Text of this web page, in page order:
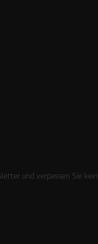
und verpassen Sie